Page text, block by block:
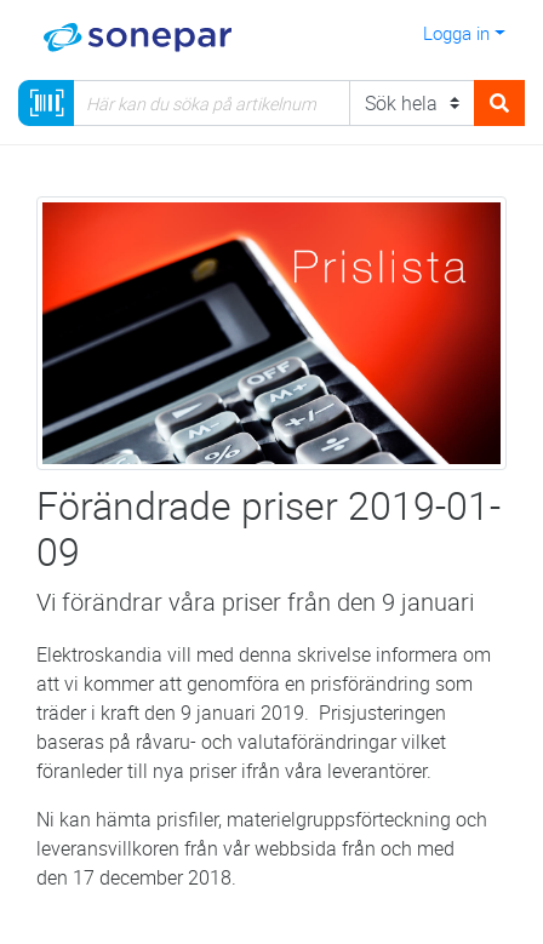
Logga in
Förändrade priser 2019-01-
09
Vi förändrar våra priser från den 9 januari
Elektroskandia vill med denna skrivelse informera om
att vi kommer att genomföra en prisförändring som
träder i kraft den 9 januari 2019. Prisjusteringen
baseras på råvaru- och valutaförändringar vilket
föranleder till nya priser ifrån våra leverantörer.
Ni kan hämta prisfiler, materielgruppsförteckning och
leveransvillkoren från vår webbsida från och med
den 17 december 2018.